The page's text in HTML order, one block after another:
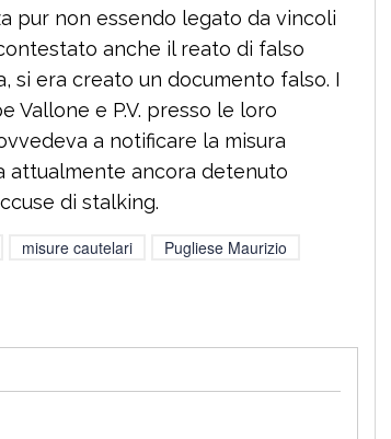
pur non essendo legato da vincoli
anche il reato di falso
si era creato un documento falso. I
Vallone e P.V. presso le loro
a notificare la misura
attualmente ancora detenuto
di stalking.
misure cautelari
Pugliese Maurizio